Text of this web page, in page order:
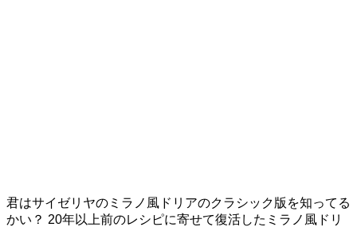
君はサイゼリヤのミラノ風ドリアのクラシック版を知ってる
かい？ 20年以上前のレシピに寄せて復活したミラノ風ドリ